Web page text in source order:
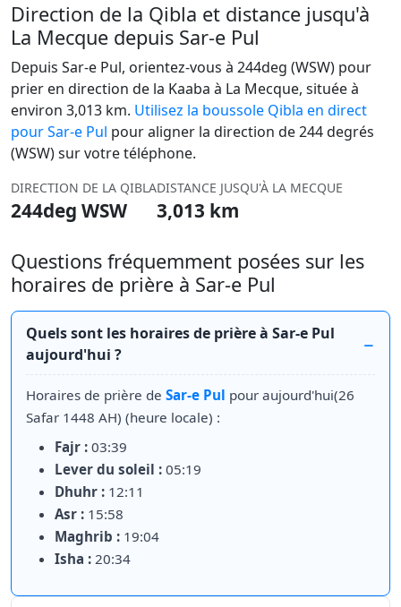
Direction de la Qibla et distance jusqu'à
La Mecque depuis Sar-e Pul
Depuis Sar-e Pul, orientez-vous à 244deg (WSW) pour
prier en direction de la Kaaba à La Mecque, située à
environ 3,013 km. Utilisez la boussole Qibla en direct
pour Sar-e Pul pour aligner la direction de 244 degrés
(WSW) sur votre téléphone.
DIRECTION DE LA QIBLA
244deg WSW
DISTANCE JUSQU'À LA MECQUE
3,013 km
Questions fréquemment posées sur les
horaires de prière à Sar-e Pul
Quels sont les horaires de prière à Sar-e Pul
aujourd'hui ?
Horaires de prière de Sar-e Pul pour aujourd'hui(26
Safar 1448 AH) (heure locale) :
Fajr : 03:39
Lever du soleil : 05:19
Dhuhr : 12:11
Asr : 15:58
Maghrib : 19:04
Isha : 20:34